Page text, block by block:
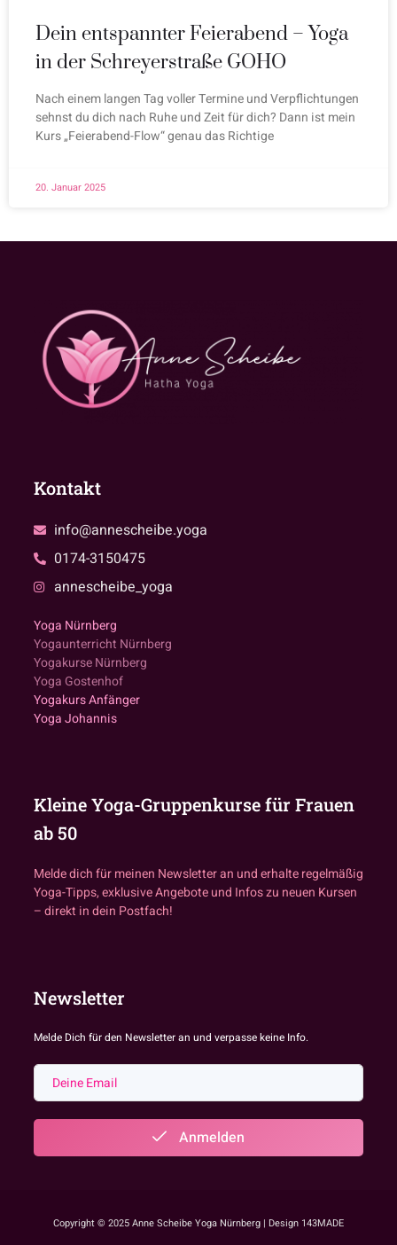
Dein entspannter Feierabend – Yoga
in der Schreyerstraße GOHO
Nach einem langen Tag voller Termine und Verpflichtungen
sehnst du dich nach Ruhe und Zeit für dich? Dann ist mein
Kurs „Feierabend-Flow“ genau das Richtige
20. Januar 2025
Kontakt
info@annescheibe.yoga
0174-3150475
annescheibe_yoga
Yoga Nürnberg
Yogaunterricht Nürnberg
Yogakurse Nürnberg
Yoga Gostenhof
Yogakurs Anfänger
Yoga Johannis
Kleine Yoga-Gruppenkurse für Frauen
ab 50
Melde dich für meinen Newsletter an und erhalte regelmäßig
Yoga-Tipps, exklusive Angebote und Infos zu neuen Kursen
– direkt in dein Postfach!
Newsletter
Melde Dich für den Newsletter an und verpasse keine Info.
Anmelden
Copyright © 2025 Anne Scheibe Yoga Nürnberg | Design 143MADE